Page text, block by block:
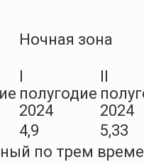
Ночная зона
полугодие
2024
2024
4,9
5,33
по трем